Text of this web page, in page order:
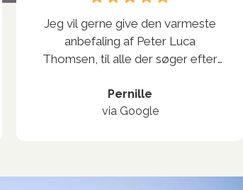
Jeg vil gerne give den varmeste
anbefaling af Peter Luca
Thomsen, til alle der søger efter
murermester... Mindst 5 stjerner
herfra!
Pernille
via Google